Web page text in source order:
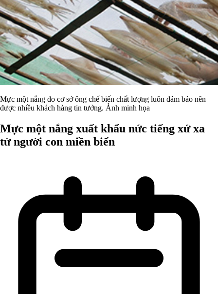
Mực một nắng do cơ sở ông chế biến chất lượng luôn đảm bảo nên
được nhiều khách hàng tin tưởng. Ảnh minh họa
Mực một nắng xuất khẩu nức tiếng xứ xa
từ người con miền biển